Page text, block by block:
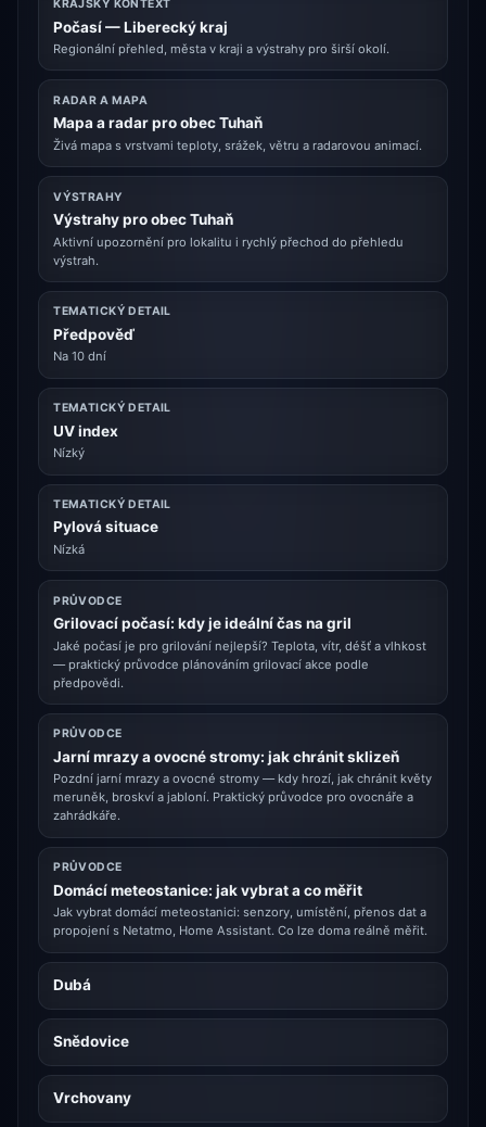
KRAJSKÝ KONTEXT
Počasí — Liberecký kraj
Regionální přehled, města v kraji a výstrahy pro širší okolí.
RADAR A MAPA
Mapa a radar pro obec Tuhaň
Živá mapa s vrstvami teploty, srážek, větru a radarovou animací.
VÝSTRAHY
Výstrahy pro obec Tuhaň
Aktivní upozornění pro lokalitu i rychlý přechod do přehledu
výstrah.
TEMATICKÝ DETAIL
Předpověď
Na 10 dní
TEMATICKÝ DETAIL
UV index
Nízký
TEMATICKÝ DETAIL
Pylová situace
Nízká
PRŮVODCE
Grilovací počasí: kdy je ideální čas na gril
Jaké počasí je pro grilování nejlepší? Teplota, vítr, déšť a vlhkost
— praktický průvodce plánováním grilovací akce podle
předpovědi.
PRŮVODCE
Jarní mrazy a ovocné stromy: jak chránit sklizeň
Pozdní jarní mrazy a ovocné stromy — kdy hrozí, jak chránit květy
meruněk, broskví a jabloní. Praktický průvodce pro ovocnáře a
zahrádkáře.
PRŮVODCE
Domácí meteostanice: jak vybrat a co měřit
Jak vybrat domácí meteostanici: senzory, umístění, přenos dat a
propojení s Netatmo, Home Assistant. Co lze doma reálně měřit.
Dubá
Snědovice
Vrchovany